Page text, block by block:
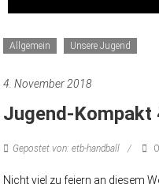
Allgemein Unsere Jugend
4. November 2018
Jugend-Kompakt
Gepostet von: etb-handball
Nicht viel zu feiern an diesem